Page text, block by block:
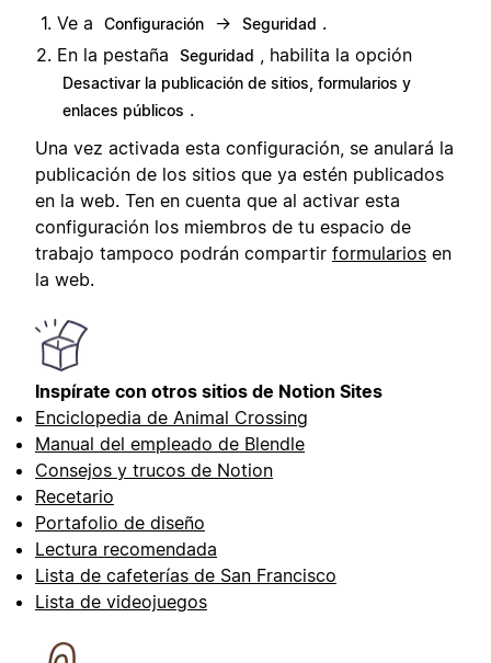
Ve a Configuración → Seguridad .
En la pestaña
Seguridad , habilita la opción
Desactivar la publicación de sitios, formularios y
enlaces públicos .
Una vez activada esta configuración, se anulará la
publicación de los sitios que ya estén publicados
en la web. Ten en cuenta que al activar esta
configuración los miembros de tu espacio de
trabajo tampoco podrán compartir formularios en
la web.
Inspírate con otros sitios de Notion Sites
Enciclopedia de Animal Crossing
Manual del empleado de Blendle
Consejos y trucos de Notion
Recetario
Portafolio de diseño
Lectura recomendada
Lista de cafeterías de San Francisco
Lista de videojuegos